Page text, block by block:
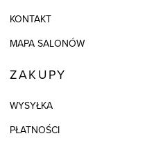
KONTAKT
MAPA SALONÓW
ZAKUPY
WYSYŁKA
PŁATNOŚCI